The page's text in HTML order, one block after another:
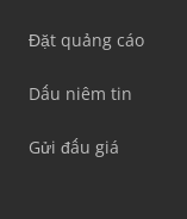
Đặt quảng cáo
Dấu niêm tin
Gửi đấu giá